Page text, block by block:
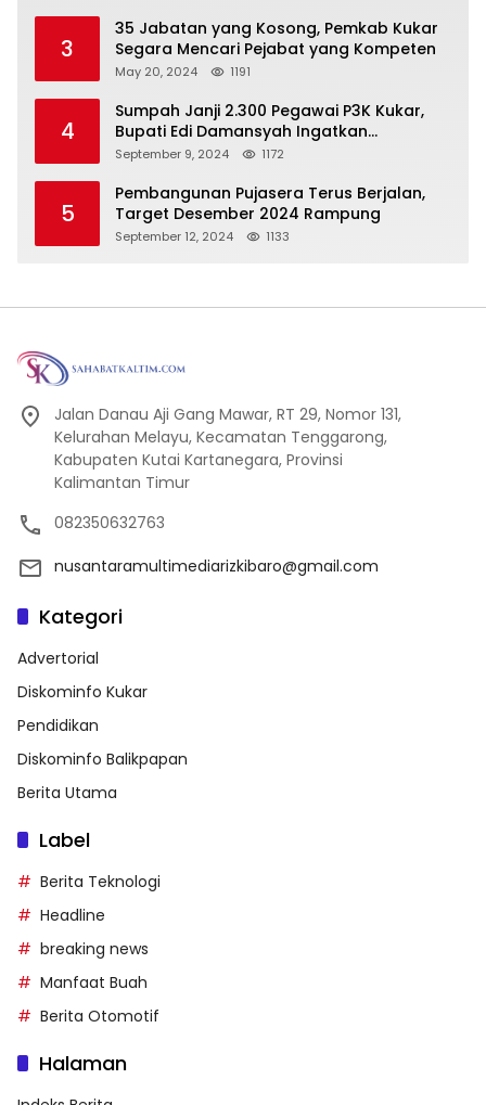
3
35 Jabatan yang Kosong, Pemkab Kukar
Segara Mencari Pejabat yang Kompeten
May 20, 2024 1191
4
Sumpah Janji 2.300 Pegawai P3K Kukar,
Bupati Edi Damansyah Ingatkan
Tanggung Jawab Baru
September 9, 2024 1172
5
Pembangunan Pujasera Terus Berjalan,
Target Desember 2024 Rampung
September 12, 2024 1133
Jalan Danau Aji Gang Mawar, RT 29, Nomor 131,
Kelurahan Melayu, Kecamatan Tenggarong,
Kabupaten Kutai Kartanegara, Provinsi
Kalimantan Timur
082350632763
nusantaramultimediarizkibaro@gmail.com
Kategori
Advertorial
Diskominfo Kukar
Pendidikan
Diskominfo Balikpapan
Berita Utama
Label
Berita Teknologi
Headline
breaking news
Manfaat Buah
Berita Otomotif
Halaman